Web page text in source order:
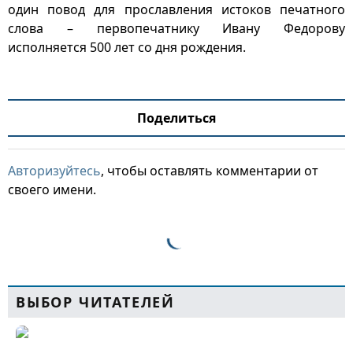
один повод для прославления истоков печатного
слова – первопечатнику Ивану Федорову
исполняется 500 лет со дня рождения.
Поделиться
Авторизуйтесь, чтобы оставлять комментарии от
своего имени.
ВЫБОР ЧИТАТЕЛЕЙ